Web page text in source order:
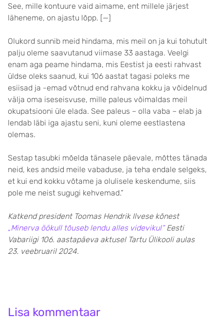
See, mille kontuure vaid aimame, ent millele järjest
läheneme, on ajastu lõpp. [—]
Olukord sunnib meid hindama, mis meil on ja kui tohutult
palju oleme saavutanud viimase 33 aastaga. Veelgi
enam aga peame hindama, mis Eestist ja eesti rahvast
üldse oleks saanud, kui 106 aastat tagasi poleks me
esiisad ja -emad võtnud end rahvana kokku ja võidelnud
välja oma iseseisvuse, mille paleus võimaldas meil
okupatsiooni üle elada. See paleus – olla vaba – elab ja
lendab läbi iga ajastu seni, kuni oleme eestlastena
olemas.
Sestap tasubki mõelda tänasele päevale, mõttes tänada
neid, kes andsid meile vabaduse, ja teha endale selgeks,
et kui end kokku võtame ja olulisele keskendume, siis
pole me neist sugugi kehvemad.“
Katkend president Toomas Hendrik Ilvese kõnest
„Minerva öökull tõuseb lendu alles videvikul“Eesti
Vabariigi 106. aastapäeva aktusel Tartu Ülikooli aulas
23. veebruaril 2024.
Lisa kommentaar